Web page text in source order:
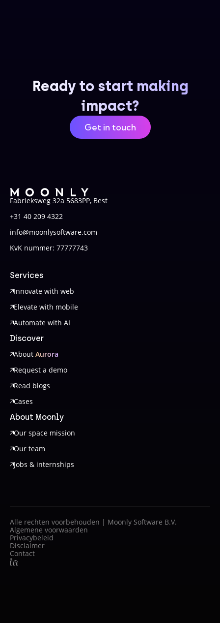
Ready to start making
impact?
Get in touch
Fabrieksweg 32a 5683PP, Best
+31 40 209 4322
info@moonlysoftware.com
KvK nummer: 77777743
Services
Innovate with web
Elevate with mobile
Automate with AI
Discover
About Aurora
Request a demo
Read blogs
Cases
About Moonly
Our space mission
Our team
Jobs & internships
Alle rechten voorbehouden | Moonly Software B.V.
Algemene voorwaarden
Privacybeleid
Disclaimer
Contact